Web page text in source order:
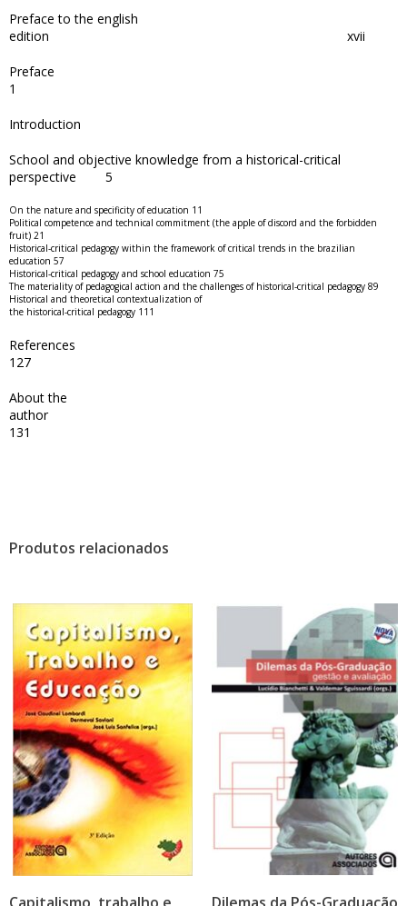
Preface to the english
edition xvii
1
Introduction
School and objective knowledge from a historical-critical
perspective 5
On the nature and specificity of education 11
Political competence and technical commitment (the apple of discord and the forbidden
fruit) 21
Historical-critical pedagogy within the framework of critical trends in the brazilian
education 57
Historical-critical pedagogy and school education 75
The materiality of pedagogical action and the challenges of historical-critical pedagogy 89
Historical and theoretical contextualization of
the historical-critical pedagogy 111
127
About the
131
Produtos relacionados